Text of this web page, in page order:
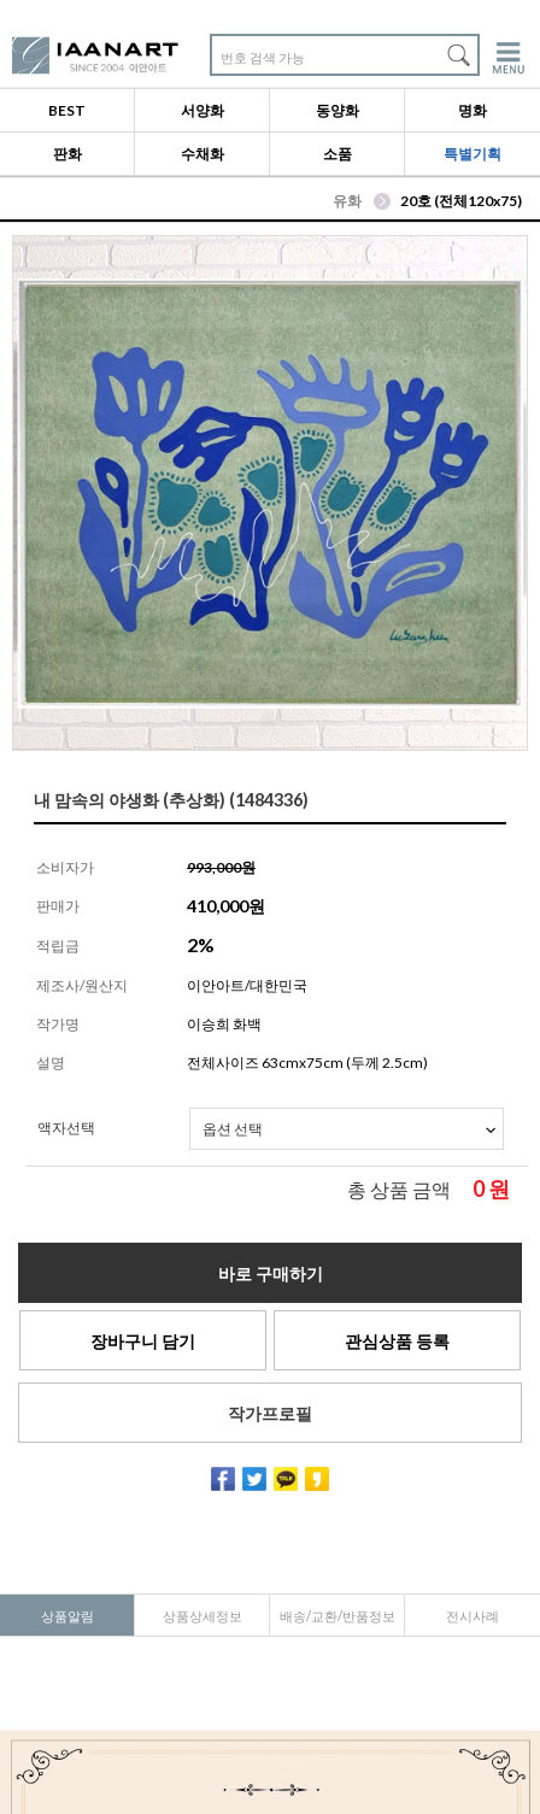
번호 검색 가능
BEST 서양화 동양화 명화
판화 수채화 소품 특별기획
유화 20호 (전체120x75)
내 맘속의 야생화 (추상화) (1484336)
소비자가 993,000원
판매가 410,000원
적립금 2%
제조사/원산지 이안아트/대한민국
작가명 이승희 화백
설명 전체사이즈 63cmx75cm (두께 2.5cm)
액자선택
총 상품 금액 0원
바로 구매하기
장바구니 담기 관심상품 등록
작가프로필
상품알림 상품상세정보 배송/교환/반품정보 전시사례